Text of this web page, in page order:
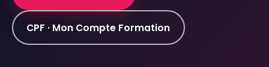
CPF · Mon Compte Formation